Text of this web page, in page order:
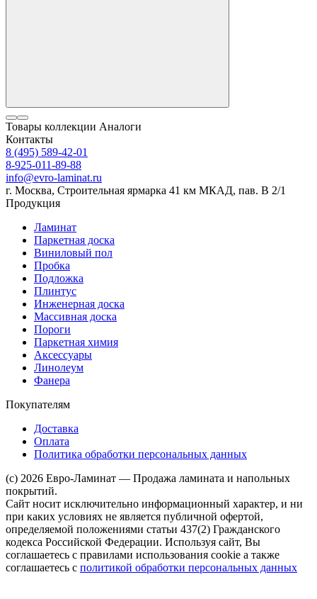
Товары коллекции Аналоги
Контакты
8 (495) 589-42-01
8-925-011-89-88
info@evro-laminat.ru
г. Москва, Строительная ярмарка 41 км МКАД, пав. В 2/1
Продукция
Ламинат
Паркетная доска
Виниловый пол
Пробка
Подложка
Плинтус
Инженерная доска
Массивная доска
Пороги
Паркетная химия
Аксессуары
Линолеум
Фанера
Покупателям
Доставка
Оплата
Политика обработки персональных данных
(c) 2026 Евро-Ламинат — Продажа ламината и напольных
покрытий.
Сайт носит исключительно информационный характер, и ни
при каких условиях не является публичной офертой,
определяемой положениями статьи 437(2) Гражданского
кодекса Российской Федерации. Используя сайт, Вы
соглашаетесь с правилами использования cookie а также
соглашаетесь с политикой обработки персональных данных